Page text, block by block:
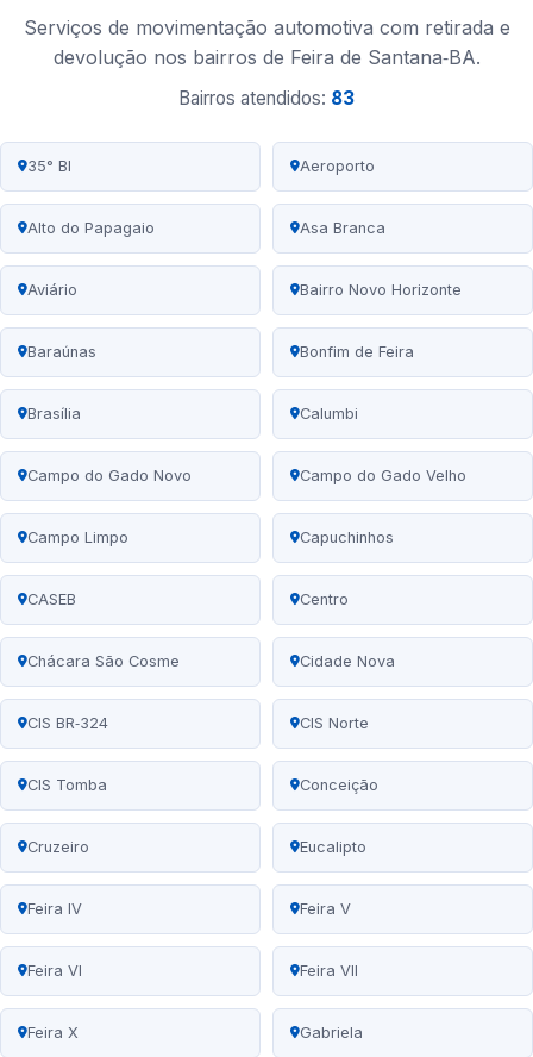
Serviços de movimentação automotiva com retirada e
devolução nos bairros de Feira de Santana‑BA.
Bairros atendidos: 83
35° BI Aeroporto
Alto do Papagaio Asa Branca
Aviário Bairro Novo Horizonte
Baraúnas Bonfim de Feira
Brasília Calumbi
Campo do Gado Novo Campo do Gado Velho
Campo Limpo Capuchinhos
CASEB Centro
Chácara São Cosme Cidade Nova
CIS BR‑324 CIS Norte
CIS Tomba Conceição
Cruzeiro Eucalipto
Feira IV Feira V
Feira VI Feira VII
Feira X Gabriela